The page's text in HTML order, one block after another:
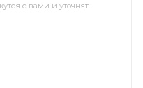
с вами и уточнят